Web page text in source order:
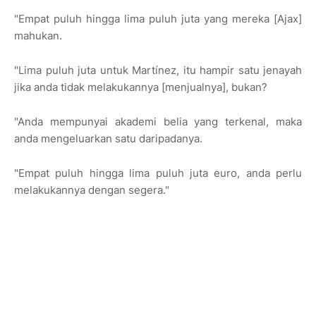
"Empat puluh hingga lima puluh juta yang mereka [Ajax]
mahukan.
"Lima puluh juta untuk Martínez, itu hampir satu jenayah
jika anda tidak melakukannya [menjualnya], bukan?
"Anda mempunyai akademi belia yang terkenal, maka
anda mengeluarkan satu daripadanya.
"Empat puluh hingga lima puluh juta euro, anda perlu
melakukannya dengan segera."